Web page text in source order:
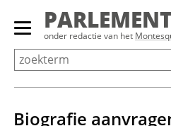
Overslaan
Primair
menu
tonen/verbergen
PARLEMENT
onder redactie van het
Biografie